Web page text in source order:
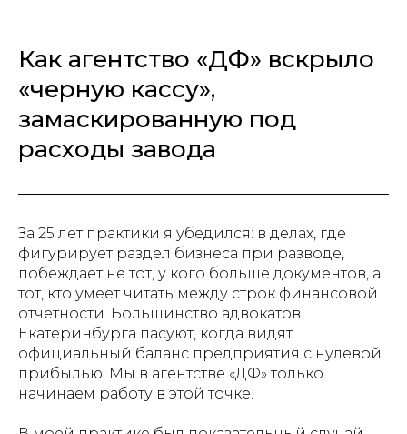
Как агентство «ДФ» вскрыло
«черную кассу»,
замаскированную под
расходы завода
За 25 лет практики я убедился: в делах, где
фигурирует раздел бизнеса при разводе,
побеждает не тот, у кого больше документов, а
тот, кто умеет читать между строк финансовой
отчетности. Большинство адвокатов
Екатеринбурга пасуют, когда видят
официальный баланс предприятия с нулевой
прибылью. Мы в агентстве «ДФ» только
начинаем работу в этой точке.